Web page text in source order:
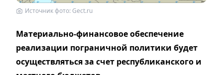
Источник фото: Gect.ru
Материально-финансовое обеспечение
реализации пограничной политики будет
осуществляться за счет республиканского и